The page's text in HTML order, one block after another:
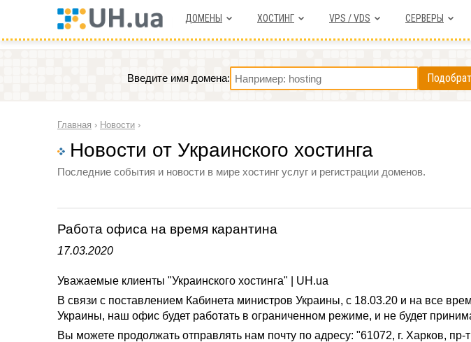
ДОМЕНЫ ХОСТИНГ VPS / VDS СЕРВЕРЫ
Введите имя домена:
Главная › Новости ›
Новости от Украинского хостинга
Последние события и новости в мире хостинг услуг и регистрации доменов.
Работа офиса на время карантина
17.03.2020
Уважаемые клиенты "Украинского хостинга" | UH.ua
В связи с поставлением Кабинета министров Украины, c 18.03.20 и на все
Украины, наш офис будет работать в ограниченном режиме, и не будет
Вы можете продолжать отправлять нам почту по адресу: "61072, г. Харков,